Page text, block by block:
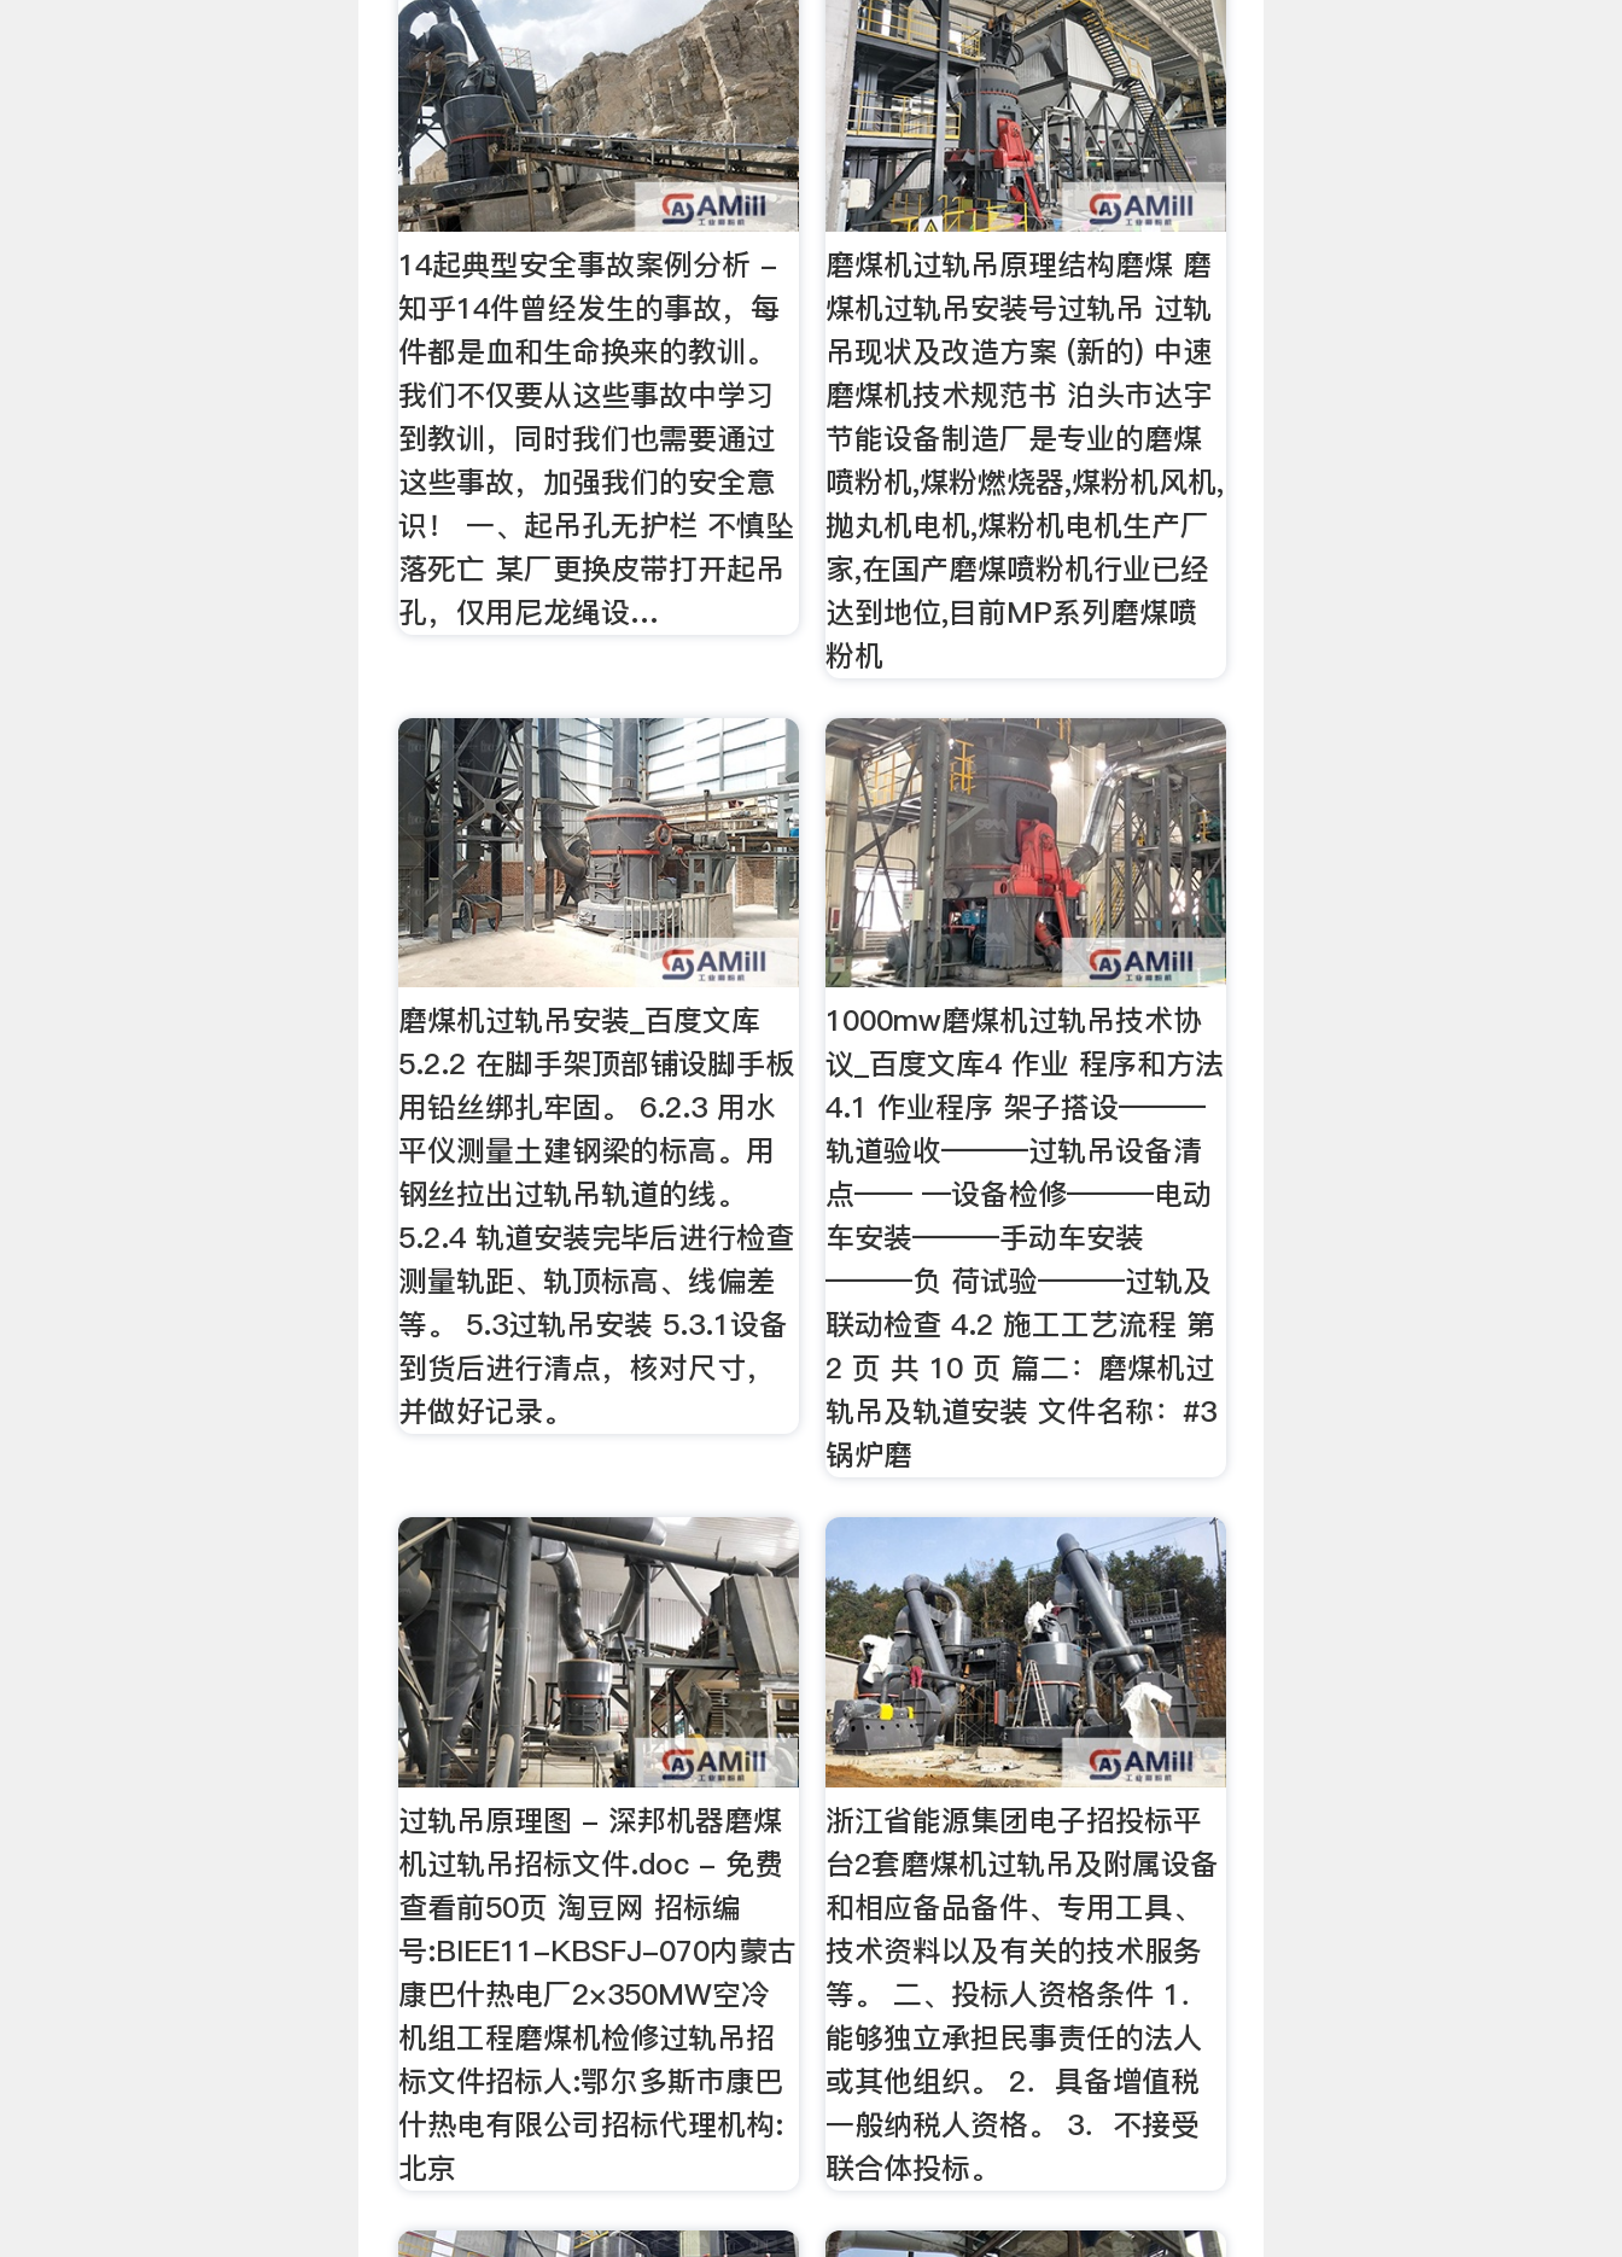
14起典型安全事故案例分析 -
知乎14件曾经发生的事故，每
件都是血和生命换来的教训。
我们不仅要从这些事故中学习
到教训，同时我们也需要通过
这些事故，加强我们的安全意
识！ 一、起吊孔无护栏 不慎坠
落死亡 某厂更换皮带打开起吊
孔，仅用尼龙绳设…
磨煤机过轨吊原理结构磨煤 磨
煤机过轨吊安装号过轨吊 过轨
吊现状及改造方案 (新的) 中速
磨煤机技术规范书 泊头市达宇
节能设备制造厂是专业的磨煤
喷粉机,煤粉燃烧器,煤粉机风机,
抛丸机电机,煤粉机电机生产厂
家,在国产磨煤喷粉机行业已经
达到地位,目前MP系列磨煤喷
粉机
磨煤机过轨吊安装_百度文库
5.2.2 在脚手架顶部铺设脚手板
用铅丝绑扎牢固。 6.2.3 用水
平仪测量土建钢梁的标高。用
钢丝拉出过轨吊轨道的线。
5.2.4 轨道安装完毕后进行检查
测量轨距、轨顶标高、线偏差
等。 5.3过轨吊安装 5.3.1设备
到货后进行清点，核对尺寸，
并做好记录。
1000mw磨煤机过轨吊技术协
议_百度文库4 作业 程序和方法
4.1 作业程序 架子搭设———
轨道验收———过轨吊设备清
点—— —设备检修———电动
车安装———手动车安装
———负 荷试验———过轨及
联动检查 4.2 施工工艺流程 第
2 页 共 10 页 篇二：磨煤机过
轨吊及轨道安装 文件名称：#3
锅炉磨
过轨吊原理图 - 深邦机器磨煤
机过轨吊招标文件.doc - 免费
查看前50页 淘豆网 招标编
号:BIEE11-KBSFJ-070内蒙古
康巴什热电厂2×350MW空冷
机组工程磨煤机检修过轨吊招
标文件招标人:鄂尔多斯市康巴
什热电有限公司招标代理机构:
北京
浙江省能源集团电子招投标平
台2套磨煤机过轨吊及附属设备
和相应备品备件、专用工具、
技术资料以及有关的技术服务
等。 二、投标人资格条件 1．
能够独立承担民事责任的法人
或其他组织。 2．具备增值税
一般纳税人资格。 3．不接受
联合体投标。